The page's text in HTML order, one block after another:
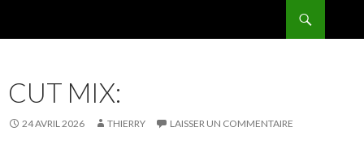
CUT MIX:
24 AVRIL 2026 THIERRY LAISSER UN COMMENTAIRE